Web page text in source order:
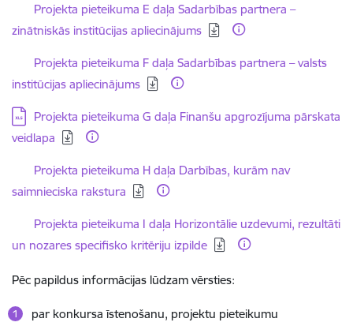
Lejupielādēt:
Projekta pieteikuma E daļa Sadarbības partnera –
zinātniskās institūcijas apliecinājums
Lejupielādēt:
Projekta pieteikuma F daļa Sadarbības partnera – valsts
institūcijas apliecinājums
Lejupielādēt:
Projekta pieteikuma G daļa Finanšu apgrozījuma pārskata
veidlapa
Lejupielādēt:
Projekta pieteikuma H daļa Darbības, kurām nav
saimnieciska rakstura
Lejupielādēt:
Projekta pieteikuma I daļa Horizontālie uzdevumi, rezultāti
un nozares specifisko kritēriju izpilde
Pēc papildus informācijas lūdzam vērsties:
par konkursa īstenošanu, projektu pieteikumu